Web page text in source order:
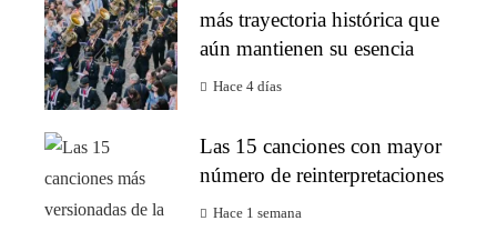
más trayectoria histórica que
aún mantienen su esencia
Hace 4 días
Las 15 canciones con mayor
número de reinterpretaciones
Hace 1 semana